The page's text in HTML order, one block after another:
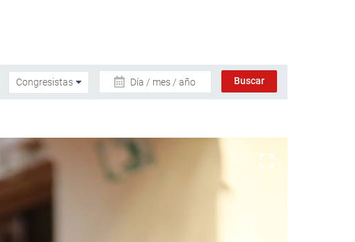
Día / mes / año